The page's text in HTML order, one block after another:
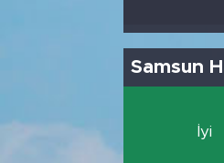
Samsun
İyi